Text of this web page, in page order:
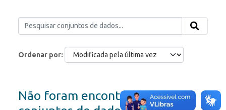
Ordenar por
Não foram encontrados